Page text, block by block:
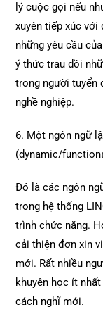
lý cuộc gọi nếu
xuyên tiếp xúc với
những yêu cầu
ý thức trau dồi
trong người tuyển
nghề nghiệp.
6. Một ngôn ngữ
(dynamic/
Đó là các ngôn
trong hệ thống
trình chức năng.
cải thiện đơn xin
mới. Rất nhiều
khuyên học ít
cách nghĩ mới.